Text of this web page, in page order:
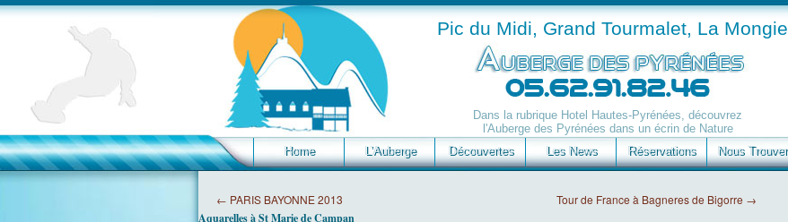
Pic du Midi, Grand Tourmalet, La Mongie
Dans la rubrique Hotel Hautes-Pyrénées, découvrez
l'Auberge des Pyrénées dans un écrin de Nature
Home
L’Auberge Découvertes Les News Réservations Nous Trouver
Aquarelles à St Marie de Campan
← PARIS BAYONNE 2013 Tour de France à Bagneres de Bigorre →